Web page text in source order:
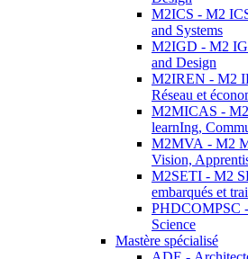
M2ICS - M2
and Systems
M2IGD - M2
and Design
M2IREN - M2
Réseau et
M2MICAS -
learnIng,
M2MVA - M2
Vision,
M2SETI - M2
embarqués et
PHDCOMPSC
Science
Mastère spécialisé